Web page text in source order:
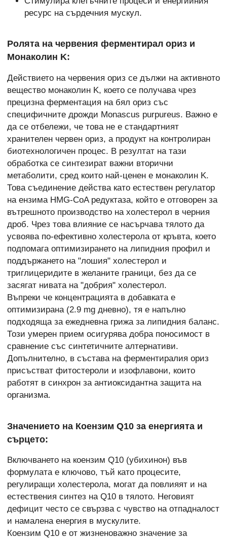
ресурс на сърдечния мускул.
Ролята на червения ферментирал ориз и
Монаколин K:
Действието на червения ориз се дължи на активното
вещество монаколин K, което се получава чрез
прецизна ферментация на бял ориз със
специфичните дрожди Monascus purpureus. Важно е
да се отбележи, че това не е стандартният
хранителен червен ориз, а продукт на контролиран
биотехнологичен процес. В резултат на тази
обработка се синтезират важни вторични
метаболити, сред които най-ценен е монаколин K.
Това съединение действа като естествен регулатор
на ензима HMG-CoA редуктаза, който е отговорен за
вътрешното производство на холестерол в черния
дроб. Чрез това влияние се насърчава тялото да
усвоява по-ефективно холестерола от кръвта, което
подпомага оптимизирането на липидния профил и
поддържането на "лошия" холестерол и
триглицеридите в желаните граници, без да се
засягат нивата на "добрия" холестерол.
Въпреки че концентрацията в добавката е
оптимизирана (2.9 mg дневно), тя е напълно
подходяща за ежедневна грижа за липидния баланс.
Този умерен прием осигурява добра поносимост в
сравнение със синтетичните алтернативи.
Допълнително, в състава на ферментиралия ориз
присъстват фитостероли и изофлавони, които
работят в синхрон за антиоксидантна защита на
организма.
Значението на Коензим Q10 за енергията и
сърцето:
Включването на коензим Q10 (убихинон) във
формулата е ключово, тъй като процесите,
регулиращи холестерола, могат да повлияят и на
естествения синтез на Q10 в тялото. Неговият
дефицит често се свързва с чувство на отпадналост
и намалена енергия в мускулите.
Коензим Q10 е от жизненоважно значение за